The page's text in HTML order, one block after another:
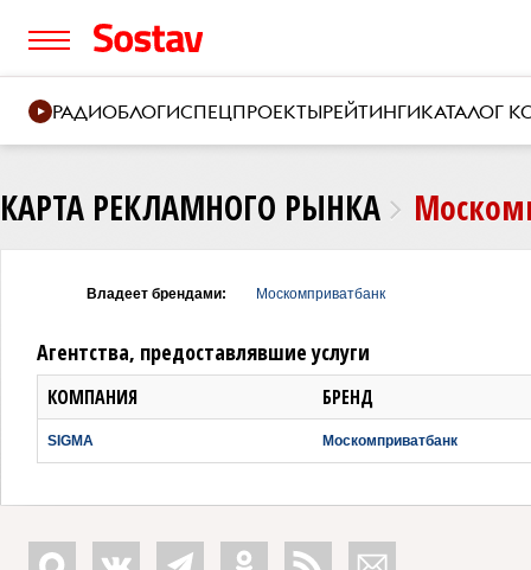
РАДИОБЛОГИСПЕЦПРОЕКТЫРЕЙТИНГИКАТАЛОГ
КАРТА РЕКЛАМНОГО РЫНКА
Владеет брендами: Москомприватбанк
Агентства, предоставлявшие услуги
КОМПАНИЯ БРЕНД
SIGMA Москомприватбанк